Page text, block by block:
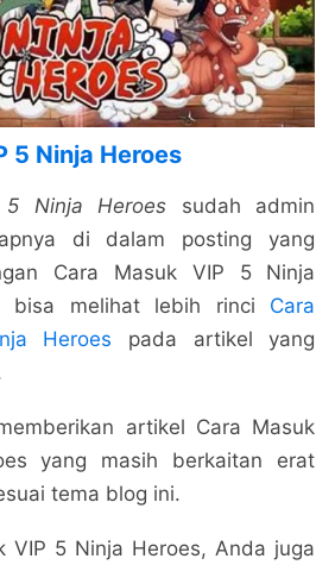
5 Ninja Heroes
Ninja Heroes sudah admin
di dalam posting yang
Cara Masuk VIP 5 Ninja
bisa melihat lebih rinci Cara
Heroes pada artikel yang
artikel Cara Masuk
yang masih berkaitan erat
tema blog ini.
VIP 5 Ninja Heroes, Anda juga